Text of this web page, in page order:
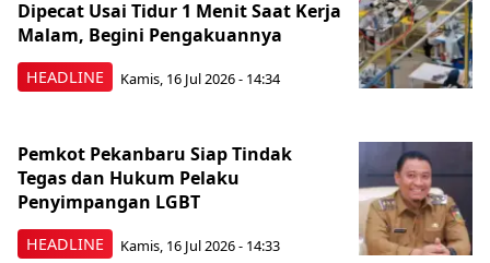
HEADLINE
Dipecat Usai Tidur 1 Menit Saat Kerja
Malam, Begini Pengakuannya
Kamis, 16 Jul 2026 - 14:34
HEADLINE
Pemkot Pekanbaru Siap Tindak
Tegas dan Hukum Pelaku
Penyimpangan LGBT
Kamis, 16 Jul 2026 - 14:33